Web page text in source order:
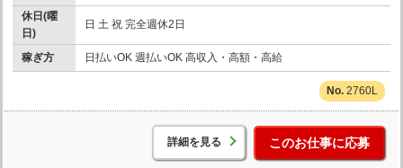
休日(曜
日)
日 土 祝 完全週休2日
稼ぎ方 日払いOK 週払いOK 高収入・高額・高給
2760L
詳細を見る このお仕事に応募